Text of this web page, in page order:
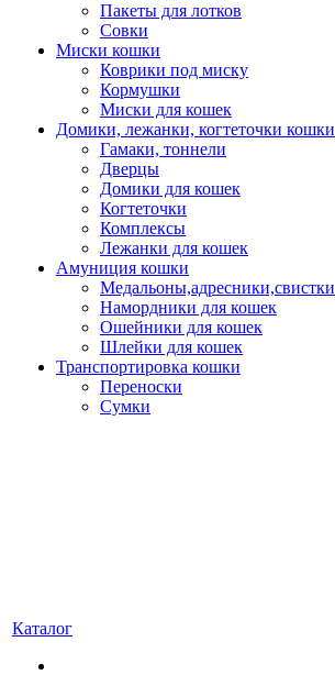
Пакеты для лотков
Совки
Миски кошки
Коврики под миску
Кормушки
Миски для кошек
Домики, лежанки, когтеточки кошки
Гамаки, тоннели
Дверцы
Домики для кошек
Когтеточки
Комплексы
Лежанки для кошек
Амуниция кошки
Медальоны,адресники,свистки
Намордники для кошек
Ошейники для кошек
Шлейки для кошек
Транспортировка кошки
Переноски
Сумки
Каталог